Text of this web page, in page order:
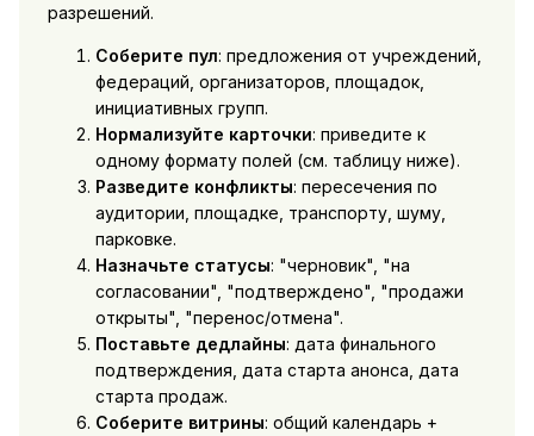
разрешений.
Соберите пул: предложения от учреждений,
федераций, организаторов, площадок,
инициативных групп.
Нормализуйте карточки: приведите к
одному формату полей (см. таблицу ниже).
Разведите конфликты: пересечения по
аудитории, площадке, транспорту, шуму,
парковке.
Назначьте статусы: "черновик", "на
согласовании", "подтверждено", "продажи
открыты", "перенос/отмена".
Поставьте дедлайны: дата финального
подтверждения, дата старта анонса, дата
старта продаж.
Соберите витрины: общий календарь +